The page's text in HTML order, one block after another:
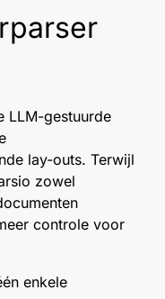
LLM-gestuurde
lay-outs. Terwijl
zowel
controle voor
enkele